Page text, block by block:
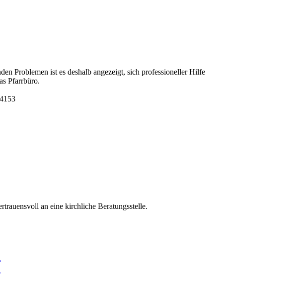
Problemen ist es deshalb angezeigt, sich professioneller Hilfe
Pfarrbüro.
an eine kirchliche Beratungsstelle.